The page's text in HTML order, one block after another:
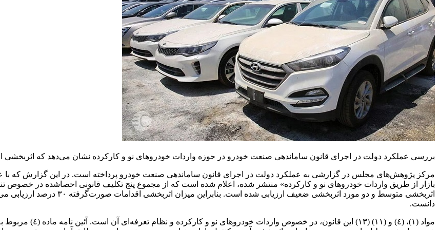
بررسی عملکرد دولت در اجرای قانون ساماندهی صنعت خودرو در حوزه واردات خودروهای نو و کارکرده نشان می‌دهد که اثربخشی اقدامات انجام‌شده
مرکز پژوهش‌های مجلس در گزارشی به عملکرد دولت در اجرای قانون ساماندهی صنعت خودرو پرداخته است. در این گزارش که با
بازار از طریق واردات خودروهای نو و کارکرده» منتشر شده، اعلام شده است که از مجموع پنج تکلیف قانونی احصاشده در خصوص
دانست.
مواد (١)، (٤) و (١١)